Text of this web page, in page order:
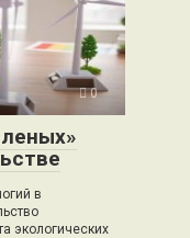
0
в
экологических